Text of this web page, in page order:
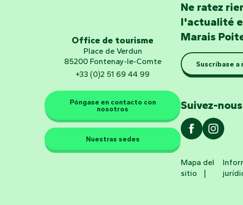
Office de tourisme
Place de Verdun
85200 Fontenay-le-Comte
+33 (0)2 51 69 44 99
Póngase en contacto con
nosotros
Nuestras sedes
Ne ratez
l'actualité
Marais
Suscríbase
Suivez-
Mapa del
sitio